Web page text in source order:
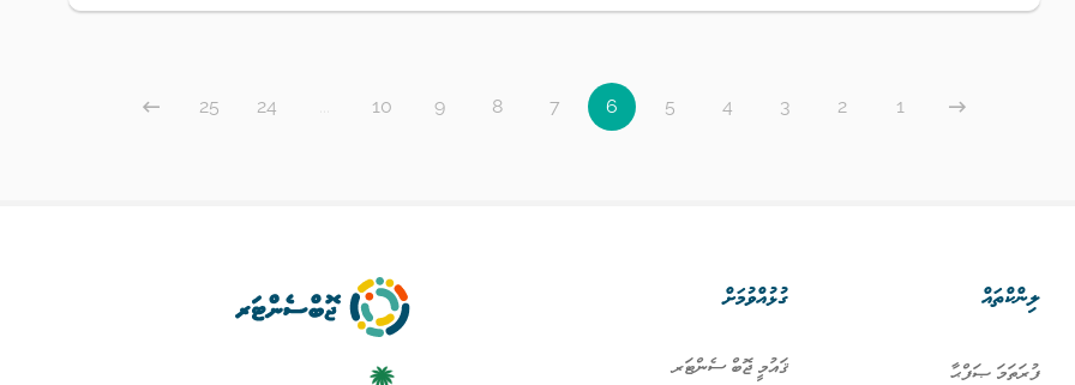
1
2
3
4
5
6
7
8
9
10
24
25
ލިންކްތައް
ފުރަތަމަ ޞަފްޙާ
ގުޅުއްވުމަށް
ޤައުމީ ޖޮބް ސެންޓަރ